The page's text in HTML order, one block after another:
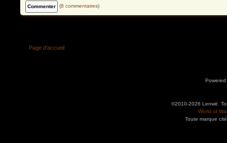
(8 commentaires)
Page d'accueil
©2010-2026 Lenwë.
World of
Toute marque